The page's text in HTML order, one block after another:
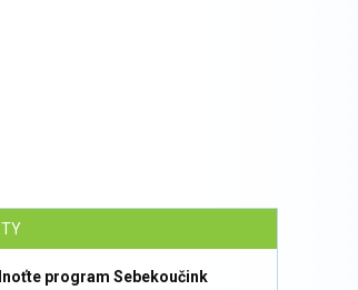
program Sebekoučink